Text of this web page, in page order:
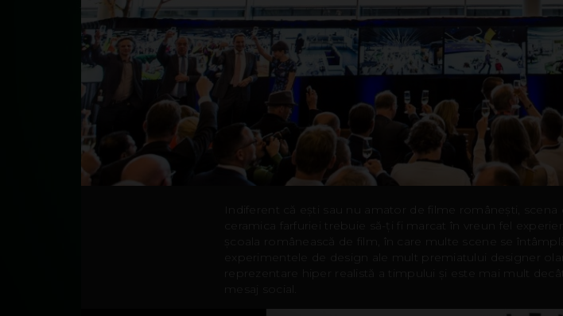
Indiferent că ești sau nu amator de filme românești,
ceramica farfuriei trebuie să-ți fi marcat în vreun fel
școala românească de film, în care multe scene se
experimentele de design ale mult premiatului designer
reprezentare hiper realistă a timpului și este mai mult